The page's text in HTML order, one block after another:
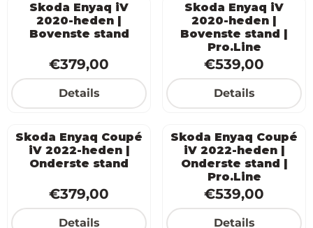
Skoda Enyaq iV
2020-heden |
Bovenste stand
Prijs: 379,00
€379,00
Details
Skoda Enyaq iV
2020-heden |
Bovenste stand |
Pro.Line
Prijs: 539,00
€539,00
Details
Skoda Enyaq Coupé
iV 2022-heden |
Onderste stand
Prijs: 379,00
€379,00
Details
Skoda Enyaq Coupé
iV 2022-heden |
Onderste stand |
Pro.Line
Prijs: 539,00
€539,00
Details